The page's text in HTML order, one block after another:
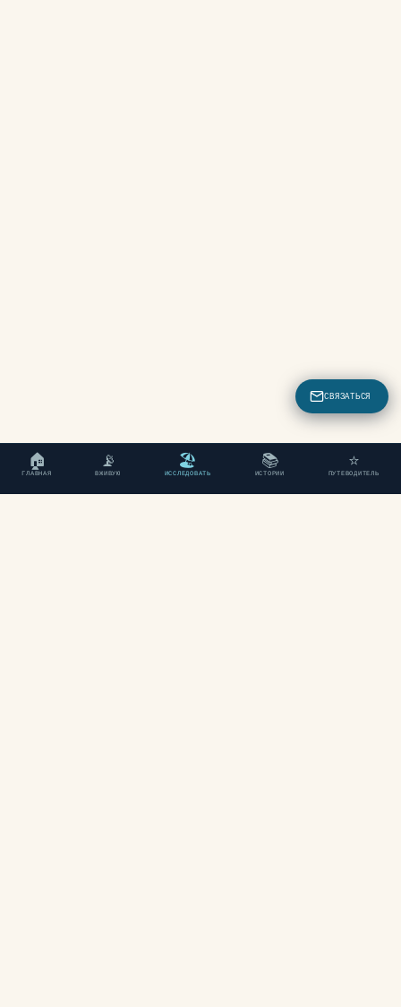
🏠
ГЛАВНАЯ
📡
ВЖИВУЮ
🏖
ИССЛЕДОВАТЬ
📚
ИСТОРИИ
⭐
ПУТЕВОДИТЕЛЬ
СВЯЗАТЬСЯ